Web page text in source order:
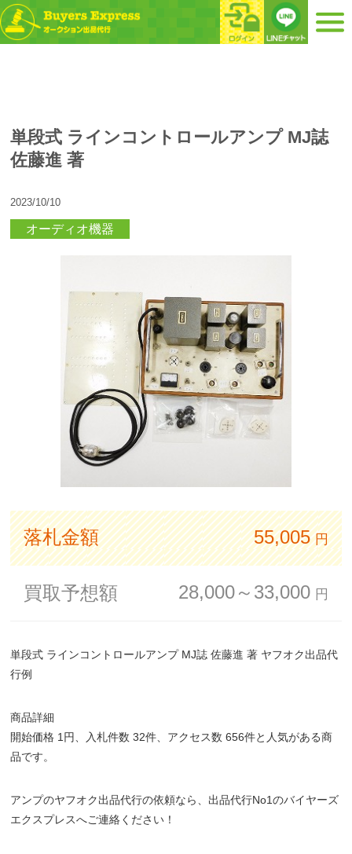
単段式 ラインコントロールアンプ MJ誌
佐藤進 著
2023/10/10
オーディオ機器
落札金額 55,005 円
買取予想額 28,000～33,000 円
単段式 ラインコントロールアンプ MJ誌 佐藤進 著 ヤフオク出品代
行例
商品詳細
開始価格 1円、入札件数 32件、アクセス数 656件と人気がある商
品です。
アンプのヤフオク出品代行の依頼なら、出品代行No1のバイヤーズ
エクスプレスへご連絡ください！